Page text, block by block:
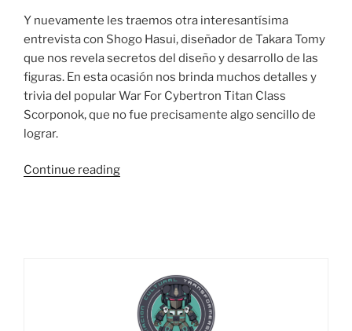
Y nuevamente les traemos otra interesantísima
entrevista con Shogo Hasui, diseñador de Takara Tomy
que nos revela secretos del diseño y desarrollo de las
figuras. En esta ocasión nos brinda muchos detalles y
trivia del popular War For Cybertron Titan Class
Scorponok, que no fue precisamente algo sencillo de
lograr.
Continue reading“Entrevista
Takara
Tomy